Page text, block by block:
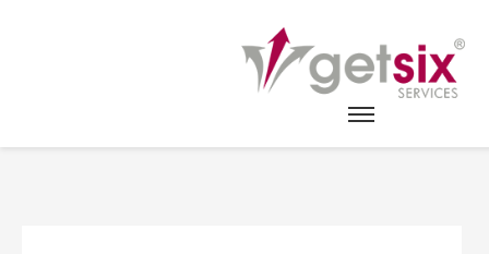
Zespół IT getsix
Services na konferencji Directions EMEA w Madrycie